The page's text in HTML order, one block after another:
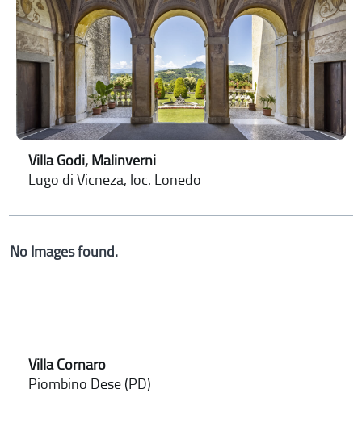
Villa Godi, Malinverni
Lugo di Vicneza, loc. Lonedo
No Images found.
Villa Cornaro
Piombino Dese (PD)